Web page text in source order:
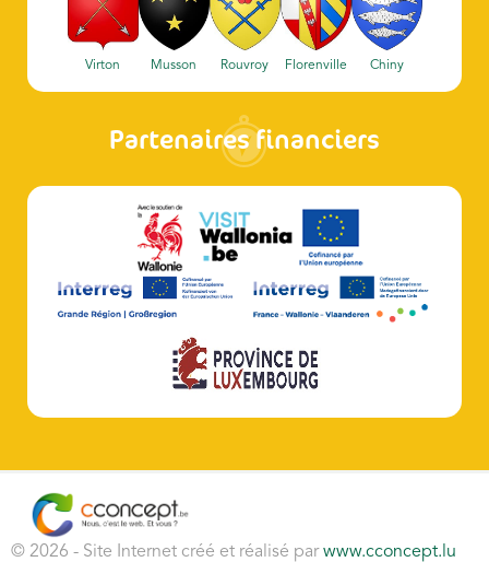
Virton Musson Rouvroy Florenville Chiny
Partenaires financiers
© 2026 - Site Internet créé et réalisé parwww.cconcept.lu